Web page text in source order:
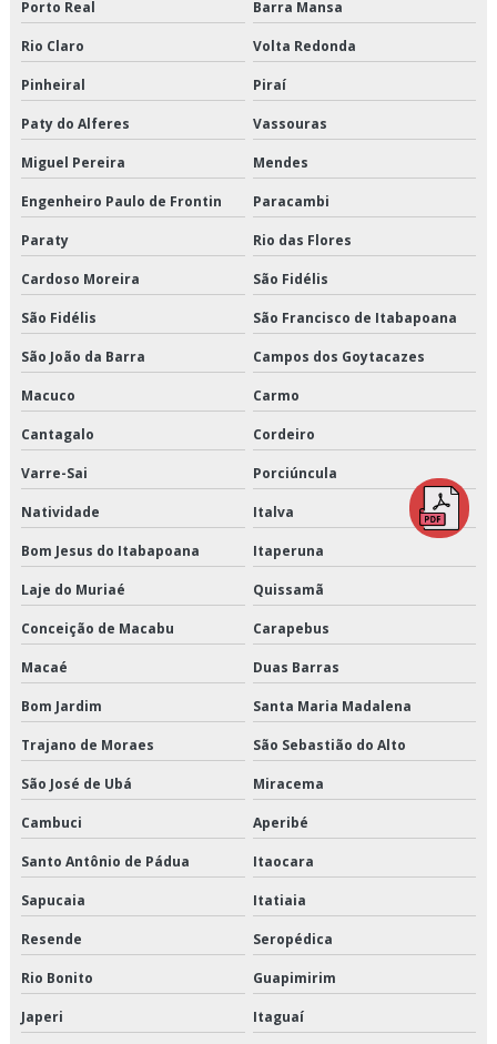
Distribuição de alimentos congelados preço
Distribuição de alimentos congelados valor
Distribuição de alimentos refrigerados em sp
Distribuição de alimentos refrigerados preço
Distribuição de alimentos refrigerados são paulo
Distribuição de alimentos refrigerados valor
Distribuição de cargas logística
Distribuição de congelados e climatizados
Distribuição de refrigerados e climatizados
Distribuição de refrigerados e congelados
Distribuição fracionada
Distribuidora de cargas
Empresa de armazenagem
Empresa de armazenagem de produtos perecíveis
Empresa de armazenagem e distribuição
Empresa de armazenagem e logística
Empresa de armazenagem para alimentos climatizados
Empresa de armazenagem para alimentos congelados
Empresa de armazenagem para alimentos refrigerados
Empresa de armazenamento refrigerado
Porto Real Barra Mansa
Rio Claro Volta Redonda
Pinheiral Piraí
Paty do Alferes Vassouras
Miguel Pereira Mendes
Engenheiro Paulo de Frontin Paracambi
Paraty Rio das Flores
Cardoso Moreira São Fidélis
São Fidélis São Francisco de Itabapoana
São João da Barra Campos dos Goytacazes
Macuco Carmo
Cantagalo Cordeiro
Varre-Sai Porciúncula
Natividade Italva
Bom Jesus do Itabapoana Itaperuna
Laje do Muriaé Quissamã
Conceição de Macabu Carapebus
Macaé Duas Barras
Bom Jardim Santa Maria Madalena
Trajano de Moraes São Sebastião do Alto
São José de Ubá Miracema
Cambuci Aperibé
Santo Antônio de Pádua Itaocara
Sapucaia Itatiaia
Resende Seropédica
Rio Bonito Guapimirim
Japeri Itaguaí